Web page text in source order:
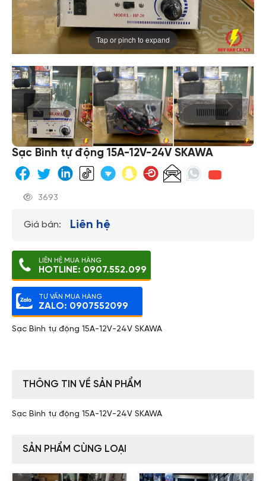
Tap or pinch to expand
Sạc Bình tự động 15A-12V-24V SKAWA
3693
Giá bán: Liên hệ
LIÊN HỆ MUA HÀNG
HOTLINE: 0907.552.099
TƯ VẤN MUA HÀNG
ZALO: 0907552099
Sạc Bình tự động 15A-12V-24V SKAWA
THÔNG TIN VỀ SẢN PHẨM
Sạc Bình tự động 15A-12V-24V SKAWA
SẢN PHẨM CÙNG LOẠI